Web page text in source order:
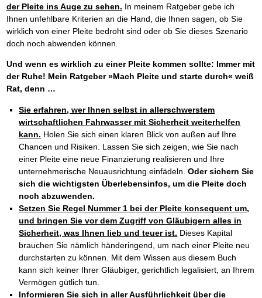
der Pleite ins Auge zu sehen. In meinem Ratgeber gebe ich
Ihnen unfehlbare Kriterien an die Hand, die Ihnen sagen, ob Sie
wirklich von einer Pleite bedroht sind oder ob Sie dieses Szenario
doch noch abwenden können.
Und wenn es wirklich zu einer Pleite kommen sollte: Immer mit
der Ruhe! Mein Ratgeber »Mach Pleite und starte durch« weiß
Rat, denn …
Sie erfahren, wer Ihnen selbst in allerschwerstem
wirtschaftlichen Fahrwasser mit Sicherheit weiterhelfen
kann. Holen Sie sich einen klaren Blick von außen auf Ihre
Chancen und Risiken. Lassen Sie sich zeigen, wie Sie nach
einer Pleite eine neue Finanzierung realisieren und Ihre
unternehmerische Neuausrichtung einfädeln.Oder sichern Sie
sich die wichtigsten Überlebensinfos, um die Pleite doch
noch abzuwenden.
Setzen Sie Regel Nummer 1 bei der Pleite konsequent um,
und bringen Sie vor dem Zugriff von Gläubigern alles in
Sicherheit, was Ihnen lieb und teuer ist. Dieses Kapital
brauchen Sie nämlich händeringend, um nach einer Pleite neu
durchstarten zu können. Mit dem Wissen aus diesem Buch
kann sich keiner Ihrer Gläubiger, gerichtlich legalisiert, an Ihrem
Vermögen gütlich tun.
Informieren Sie sich in aller Ausführlichkeit über die